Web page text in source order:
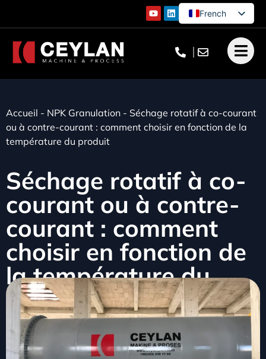
French
German
Accueil - NPK Granulation - Séchage rotatif à co-courant
ou à contre-courant : comment choisir en fonction de la
température du produit
Séchage rotatif à co-
courant ou à contre-
courant : comment
choisir en fonction de
la température du
produit
février 2, 2026 Aucun commentaire